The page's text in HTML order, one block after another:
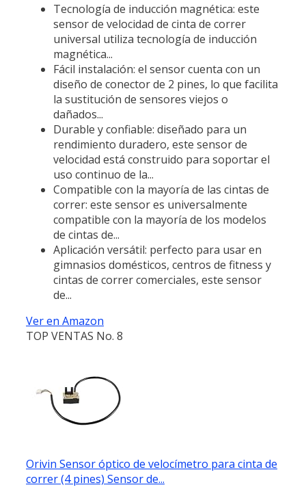
Tecnología de inducción magnética: este
sensor de velocidad de cinta de correr
universal utiliza tecnología de inducción
magnética...
Fácil instalación: el sensor cuenta con un
diseño de conector de 2 pines, lo que facilita
la sustitución de sensores viejos o
dañados...
Durable y confiable: diseñado para un
rendimiento duradero, este sensor de
velocidad está construido para soportar el
uso continuo de la...
Compatible con la mayoría de las cintas de
correr: este sensor es universalmente
compatible con la mayoría de los modelos
de cintas de...
Aplicación versátil: perfecto para usar en
gimnasios domésticos, centros de fitness y
cintas de correr comerciales, este sensor
de...
Ver en Amazon
TOP VENTAS No. 8
Orivin Sensor óptico de velocímetro para cinta de
correr (4 pines) Sensor de...